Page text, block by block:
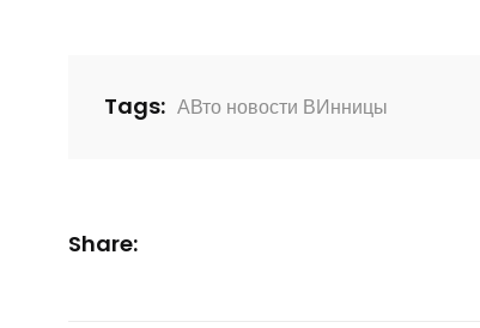
Tags: АВто новости ВИнницы
Share: